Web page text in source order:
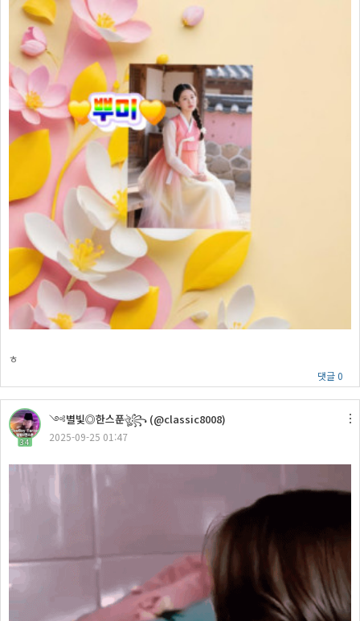
ㅎ
댓글 0
34
༺별빛◎한스푼ঔৣ꧂ (@classic8008)
2025-09-25 01:47